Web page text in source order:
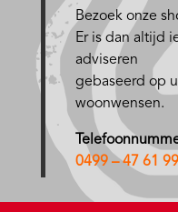
Bezoek onze
Er is dan altijd
adviseren
gebaseerd op
woonwensen.
0499 – 47 61 99